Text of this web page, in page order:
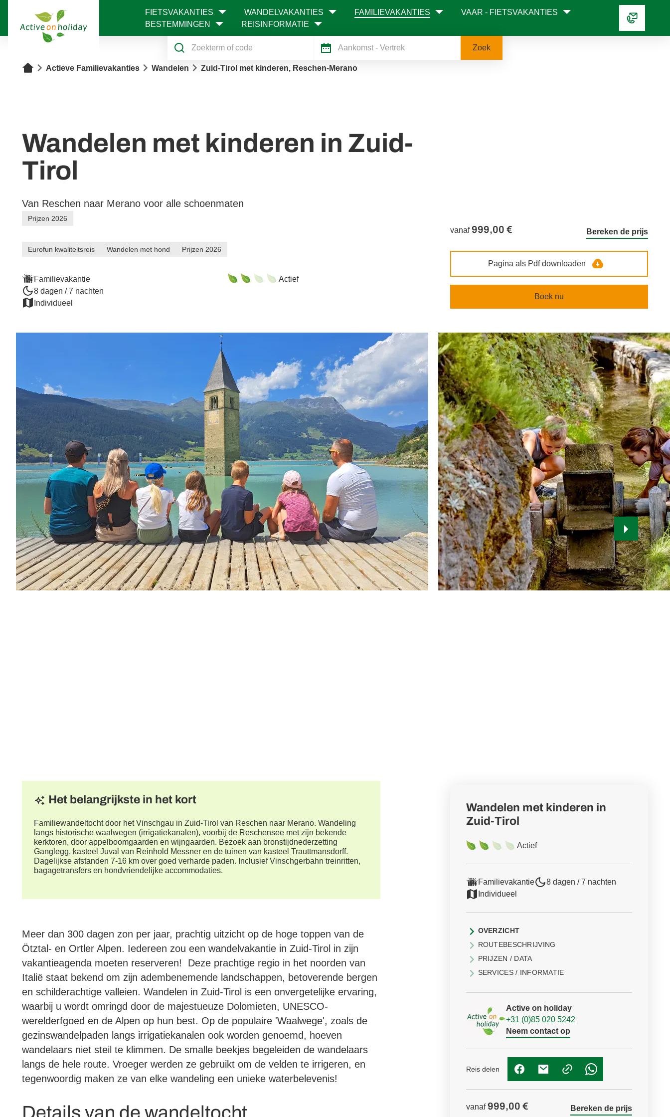
FIETSVAKANTIES WANDELVAKANTIES FAMILIEVAKANTIES
VAAR - FIETSVAKANTIES
BESTEMMINGEN
REISINFORMATIE
Aankomst - Vertrek Zoek
Home Actieve Familievakanties Wandelen Zuid-Tirol met kinderen, Reschen-Merano
Wandelen met kinderen in Zuid-
Tirol
Van Reschen naar Merano voor alle schoenmaten
Prijzen 2026
Familievakantie
8 dagen / 7 nachten
Individueel
Eurofun kwaliteitsreis Wandelen met hond Prijzen 2026
Actief
vanaf 999,00 € Bereken de prijs
Pagina als Pdf downloaden
Boek nu
Het belangrijkste in het kort
Familiewandeltocht door het Vinschgau in Zuid-Tirol van Reschen naar Merano. Wandeling
langs historische waalwegen (irrigatiekanalen), voorbij de Reschensee met zijn bekende
kerktoren, door appelboomgaarden en wijngaarden. Bezoek aan bronstijdnederzetting
Ganglegg, kasteel Juval van Reinhold Messner en de tuinen van kasteel Trauttmansdorff.
Dagelijkse afstanden 7-16 km over goed verharde paden. Inclusief Vinschgerbahn treinritten,
bagagetransfers en hondvriendelijke accommodaties.
Meer dan 300 dagen zon per jaar, prachtig uitzicht op de hoge toppen van de
Ötztal- en Ortler Alpen. Iedereen zou een wandelvakantie in Zuid-Tirol in zijn
vakantieagenda moeten reserveren! Deze prachtige regio in het noorden van
Italië staat bekend om zijn adembenemende landschappen, betoverende bergen
en schilderachtige valleien. Wandelen in Zuid-Tirol is een onvergetelijke ervaring,
waarbij u wordt omringd door de majestueuze Dolomieten, UNESCO-
werelderfgoed en de Alpen op hun best. Op de populaire 'Waalwege', zoals de
gezinswandelpaden langs irrigatiekanalen ook worden genoemd, hoeven
wandelaars niet steil te klimmen. De smalle beekjes begeleiden de wandelaars
langs de hele route. Vroeger werden ze gebruikt om de velden te irrigeren, en
tegenwoordig maken ze van elke wandeling een unieke waterbelevenis!
Details van de wandeltocht
Wandelen met kinderen in
Zuid-Tirol
Actief
Familievakantie
8 dagen / 7 nachten
Individueel
OVERZICHT
ROUTEBESCHRIJVING
PRIJZEN / DATA
SERVICES / INFORMATIE
Active on holiday
+31 (0)85 020 5242
Neem contact op
Reis delen
(Link opent in nieuw tabblad)
(Link opent in nieuw tabblad)
(Link opent in nieuw
vanaf 999,00 € Bereken de prijs